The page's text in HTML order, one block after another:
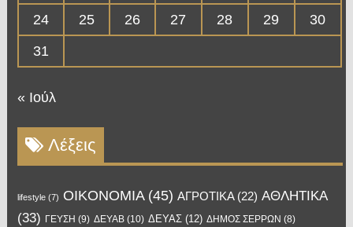
24
25 26 27 28 29
30
31
« Ιούλ
Λέξεις
lifestyle(7) OIKONOMIA(45) ΑΓΡΟΤΙΚΑ(22) ΑΘΛΗΤΙΚΑ
(33) ΓΕΥΣΗ (9) ΔΕΥΑΒ(10) ΔΕΥΑΣ(12) ΔΗΜΟΣ ΣΕΡΡΩΝ (8)